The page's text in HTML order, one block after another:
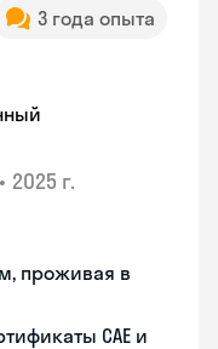
3 года опыта
• 2025 г.
проживая в
CAE и